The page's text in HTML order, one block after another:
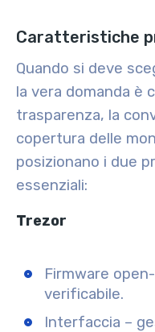
Caratteristiche
Quando si deve
la vera domanda è
trasparenza, la
copertura delle
posizionano i due
essenziali:
Trezor
Firmware
verificabile.
Interfaccia –